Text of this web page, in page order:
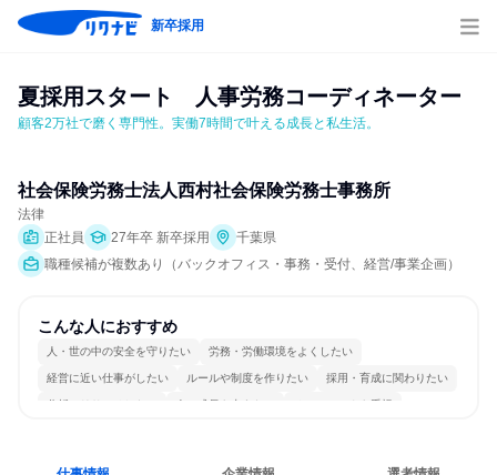
新卒採用
夏採用スタート　人事労務コーディネーター
顧客2万社で磨く専門性。実働7時間で叶える成長と私生活。
社会保険労務士法人西村社会保険労務士事務所
法律
正社員
27年卒 新卒採用
千葉県
職種候補が複数あり（バックオフィス・事務・受付、経営/事業企画）
こんな人におすすめ
人・世の中の安全を守りたい 労務・労働環境をよくしたい
経営に近い仕事がしたい ルールや制度を作りたい 採用・育成に関わりたい
分析・リサーチしたい 人の成長を支えたい チームワークを重視